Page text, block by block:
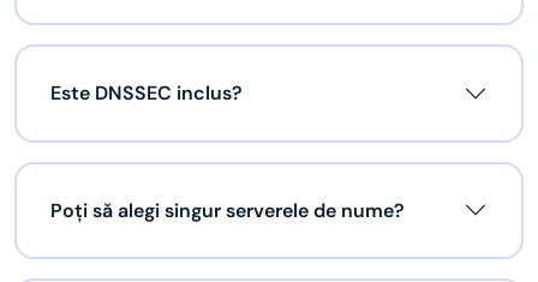
Este DNSSEC inclus?
Poți să alegi singur serverele de nume?